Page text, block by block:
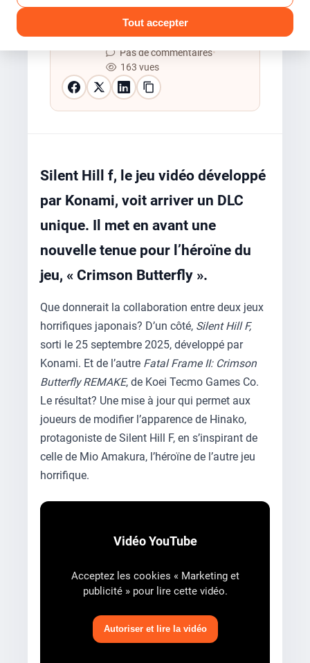
Lorgren0069
29 Juin 2026•
2 min de lecture•
Pas de commentaires•
163 vues
Silent Hill f, le jeu vidéo développé
par Konami, voit arriver un DLC
unique. Il met en avant une
nouvelle tenue pour l’héroïne du
jeu, « Crimson Butterfly ».
Que donnerait la collaboration entre deux jeux
horrifiques japonais? D’un côté, Silent Hill F,
sorti le 25 septembre 2025, développé par
Konami. Et de l’autre Fatal Frame II: Crimson
Butterfly REMAKE, de Koei Tecmo Games Co.
Le résultat? Une mise à jour qui permet aux
joueurs de modifier l’apparence de Hinako,
protagoniste de Silent Hill F, en s’inspirant de
celle de Mio Amakura, l’héroïne de l’autre jeu
horrifique.
Vidéo YouTube
Acceptez les cookies « Marketing et
publicité » pour lire cette vidéo.
Autoriser et lire la vidéo
Tout accepter